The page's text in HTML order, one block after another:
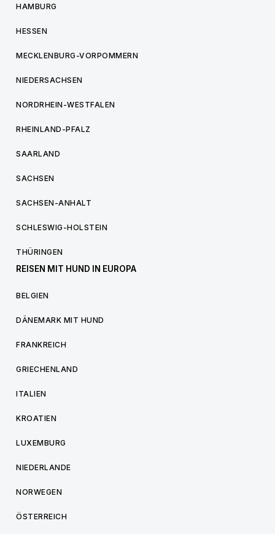
HAMBURG
HESSEN
MECKLENBURG-VORPOMMERN
NIEDERSACHSEN
NORDRHEIN-WESTFALEN
RHEINLAND-PFALZ
SAARLAND
SACHSEN
SACHSEN-ANHALT
SCHLESWIG-HOLSTEIN
THÜRINGEN
REISEN MIT HUND IN EUROPA
BELGIEN
DÄNEMARK MIT HUND
FRANKREICH
GRIECHENLAND
ITALIEN
KROATIEN
LUXEMBURG
NIEDERLANDE
NORWEGEN
ÖSTERREICH